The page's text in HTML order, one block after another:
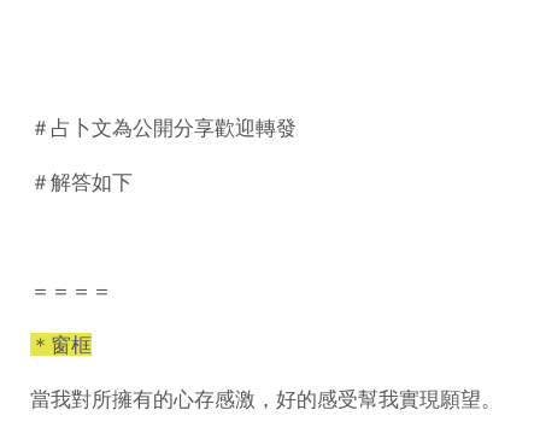
＃占卜文為公開分享歡迎轉發
＃解答如下
＝＝＝＝
＊窗框
當我對所擁有的心存感激，好的感受幫我實現願望。